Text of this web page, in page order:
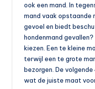
ook een mand. In
mand vaak opstaande
gevoel en biedt
hondenmand
kiezen. Een te kleine
terwijl een te grote
bezorgen. De
wat de juiste maat